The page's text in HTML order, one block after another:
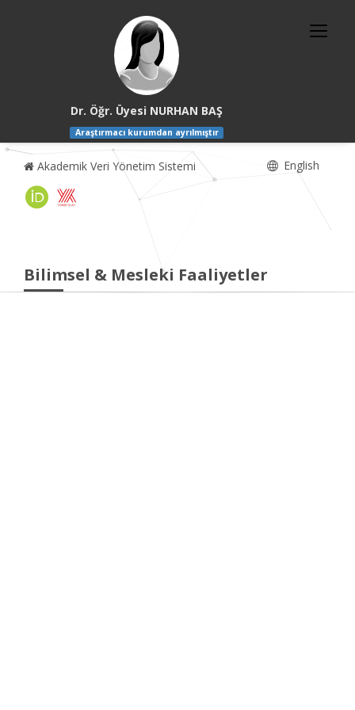
Dr. Öğr. Üyesi NURHAN BAŞ
Araştırmacı kurumdan ayrılmıştır
Akademik Veri Yönetim Sistemi English
Bilimsel & Mesleki Faaliyetler